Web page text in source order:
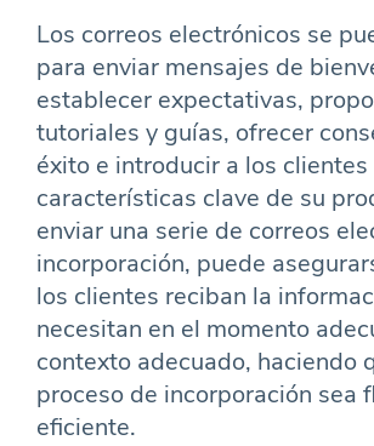
Los correos electrónicos se
para enviar mensajes de
establecer expectativas,
tutoriales y guías, ofrecer
éxito e introducir a los clientes
características clave de su
enviar una serie de correos
incorporación, puede
los clientes reciban la
necesitan en el momento
contexto adecuado, haciendo
proceso de incorporación sea
eficiente.